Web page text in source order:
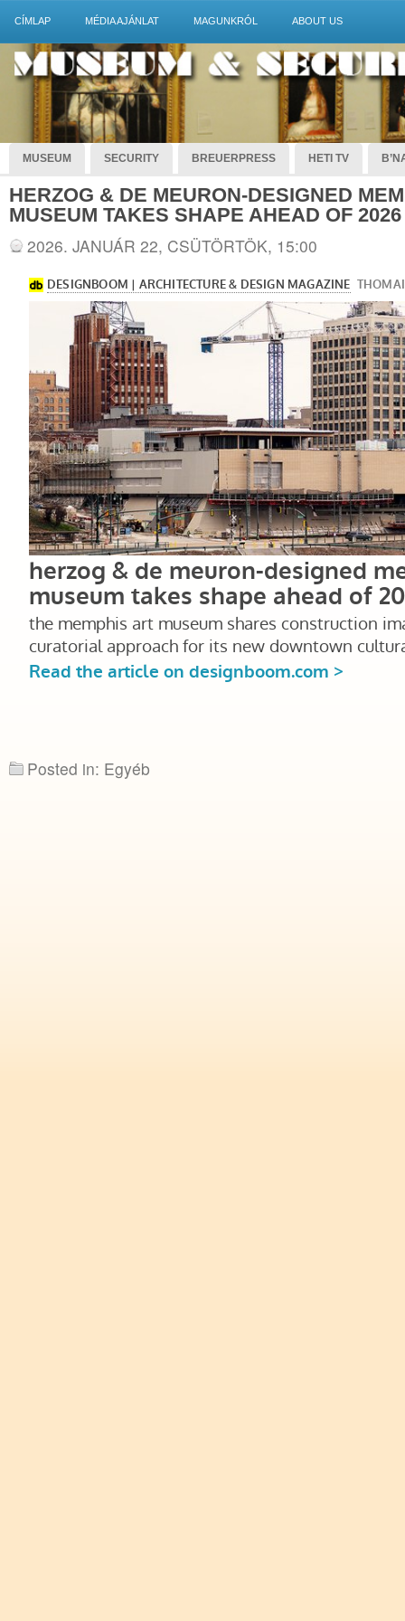
CÍMLAP MÉDIA AJÁNLAT MAGUNKRÓL ABOUT US
MUSEUM SECURITY BREUERPRESS HETI TV
HERZOG & DE MEURON-DESIGNED
MUSEUM TAKES SHAPE AHEAD OF
2026. JANUÁR 22, CSÜTÖRTÖK, 15:00
Posted in: Egyéb